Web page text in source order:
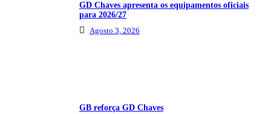
GD Chaves apresenta os equipamentos oficiais
para 2026/27
Agosto 3, 2026
GB reforça GD Chaves